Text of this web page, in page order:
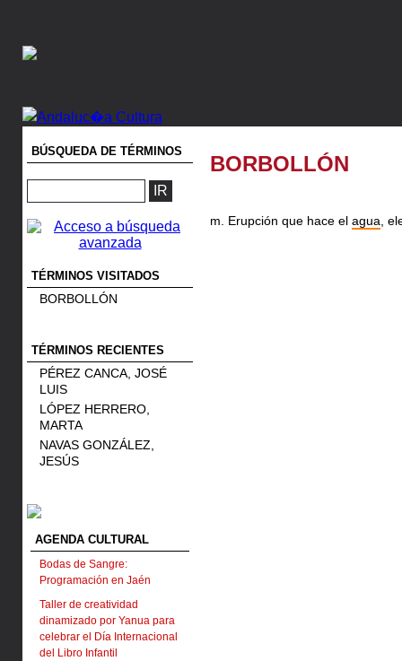
BÚSQUEDA DE TÉRMINOS
TÉRMINOS VISITADOS
BORBOLLÓN
TÉRMINOS RECIENTES
PÉREZ CANCA, JOSÉ
LUIS
LÓPEZ HERRERO,
MARTA
NAVAS GONZÁLEZ,
JESÚS
AGENDA CULTURAL
Bodas de Sangre:
Programación en Jaén
Taller de creatividad
dinamizado por Yanua para
celebrar el Día Internacional
del Libro Infantil
BORBOLLÓN
m. Erupción que hace el agua ,